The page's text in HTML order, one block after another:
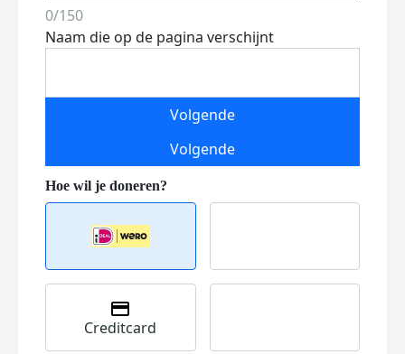
0/150
Naam die op de pagina verschijnt
Volgende
Volgende
Creditcard